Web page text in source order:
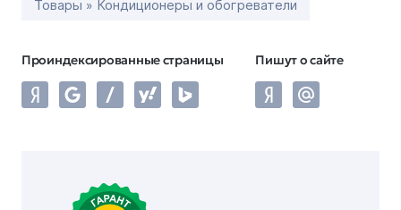
Товары » Кондиционеры и обогреватели
Проиндексированные страницы Пишут о сайте